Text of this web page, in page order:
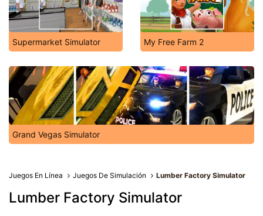
Supermarket Simulator My Free Farm 2
Grand Vegas Simulator
Juegos En Línea Juegos De Simulación Lumber Factory Simulator
Lumber Factory Simulator